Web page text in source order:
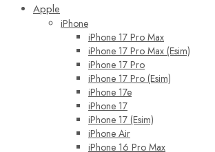
Apple
iPhone
iPhone 17 Pro Max
iPhone 17 Pro Max (Esim)
iPhone 17 Pro
iPhone 17 Pro (Esim)
iPhone 17e
iPhone 17
iPhone 17 (Esim)
iPhone Air
iPhone 16 Pro Max